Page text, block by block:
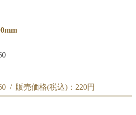
/ 販売価格(税込)： 220円